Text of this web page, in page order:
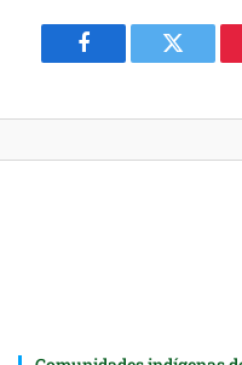
Facebook Twitter